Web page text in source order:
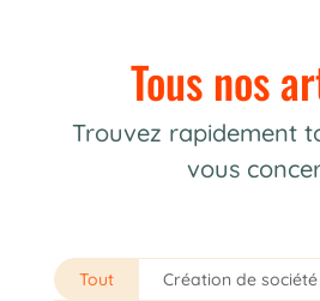
Tous nos
Trouvez rapidement
vous
Tout Création de société